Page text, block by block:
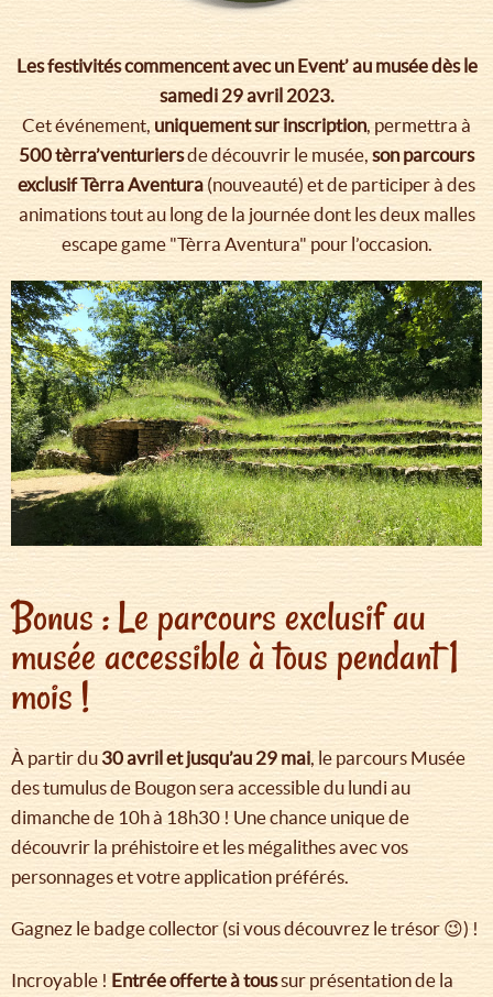
Les festivités commencent avec un Event’ au musée dès le
samedi 29 avril 2023.
Cet événement, uniquement sur inscription, permettra à
500 tèrra’venturiersde découvrir le musée, son parcours
exclusif Tèrra Aventura (nouveauté) et de participer à des
animations tout au long de la journée dont les deux malles
escape game "Tèrra Aventura" pour l’occasion.
Bonus : Le parcours exclusif au
musée accessible à tous pendant 1
mois !
À partir du 30 avril et jusqu’au 29 mai , le parcours Musée
des tumulus de Bougon sera accessible du lundi au
dimanche de 10h à 18h30 ! Une chance unique de
découvrir la préhistoire et les mégalithes avec vos
personnages et votre application préférés.
Gagnez le badge collector (si vous découvrez le trésor 😉) !
Incroyable ! Entrée offerte à toussur présentation de la